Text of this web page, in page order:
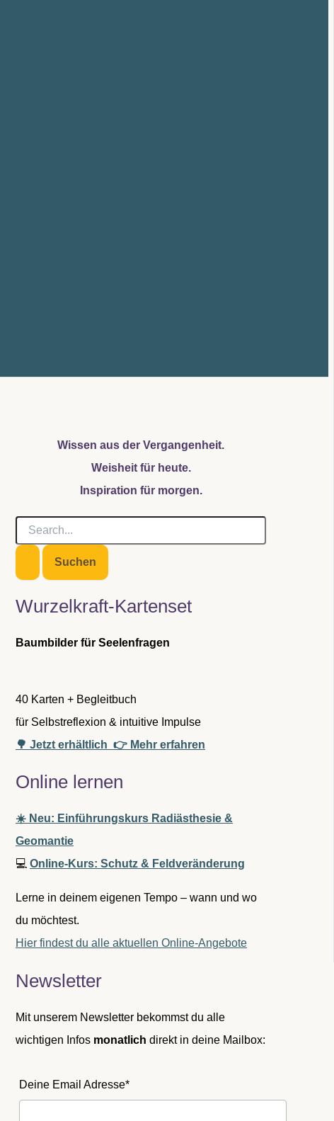
Wissen aus der Vergangenheit.
Weisheit für heute.
Inspiration für morgen.
S
c
e
n
c
h
Wurzelkraft-Kartenset
Baumbilder für Seelenfragen
40 Karten + Begleitbuch
für Selbstreflexion & intuitive Impulse
🌳 Jetzt erhältlich 👉 Mehr erfahren
Online lernen
☀️ Neu: Einführungskurs Radiästhesie &
Geomantie
💻 Online-Kurs: Schutz & Feldveränderung
Lerne in deinem eigenen Tempo – wann und wo
du möchtest.
Hier findest du alle aktuellen Online-Angebote
Newsletter
Mit unserem Newsletter bekommst du alle
wichtigen Infos monatlich direkt in deine Mailbox:
Deine Email Adresse*